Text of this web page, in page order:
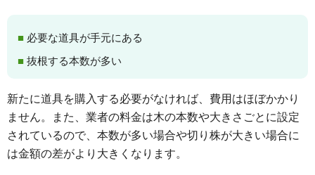
必要な道具が手元にある
抜根する本数が多い
新たに道具を購入する必要がなければ、費用はほぼかかり
ません。また、業者の料金は木の本数や大きさごとに設定
されているので、本数が多い場合や切り株が大きい場合に
は金額の差がより大きくなります。